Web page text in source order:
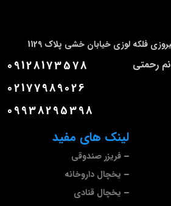
لینک های مفید
فریزر صندوقی
یخچال داروخانه
یخچال قنادی
فلکه لوزی خیابان خشی پلاک 1129
رحمتی 09128173578
02177989026
09938295398